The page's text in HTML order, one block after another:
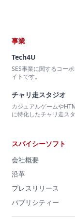
事業
Tech4U
SES事業に関するコー
イトです。
チャリ走スタジオ
カジュアルゲームや
に特化したチャリ走ス
スパイシーソフト
会社概要
沿革
プレスリリース
パブリシティー